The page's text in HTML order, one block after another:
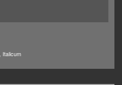
Italicum